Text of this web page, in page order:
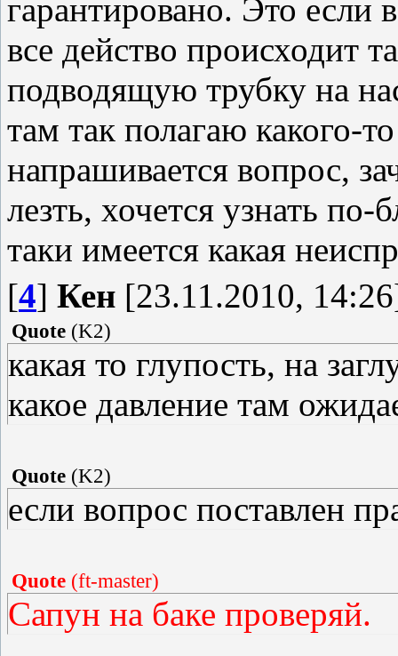
гарантировано. Это если
все действо происходит
подводящую трубку на
там так полагаю какого-
напрашивается вопрос,
лезть, хочется узнать
таки имеется какая
[4] Кен [23.11.2010,
Quote (K2)
какая то глупость, на
какое давление там
Quote (K2)
если вопрос поставлен
Quote (ft-master)
Сапун на баке проверяй.